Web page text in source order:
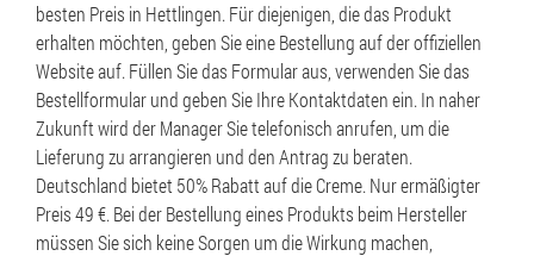
besten Preis in Hettlingen. Für diejenigen, die das Produkt
erhalten möchten, geben Sie eine Bestellung auf der offiziellen
Website auf. Füllen Sie das Formular aus, verwenden Sie das
Bestellformular und geben Sie Ihre Kontaktdaten ein. In naher
Zukunft wird der Manager Sie telefonisch anrufen, um die
Lieferung zu arrangieren und den Antrag zu beraten.
Deutschland bietet 50% Rabatt auf die Creme. Nur ermäßigter
Preis 49 €. Bei der Bestellung eines Produkts beim Hersteller
müssen Sie sich keine Sorgen um die Wirkung machen,